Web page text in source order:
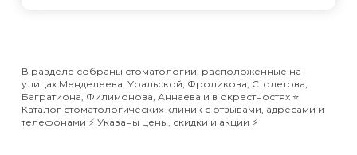
В разделе собраны стоматологии, расположенные на
улицах Менделеева, Уральской, Фроликова, Столетова,
Багратиона, Филимонова, Аннаева и в окрестностях ⭐️
Каталог стоматологических клиник с отзывами, адресами и
телефонами ⚡️ Указаны цены, скидки и акции ⚡️